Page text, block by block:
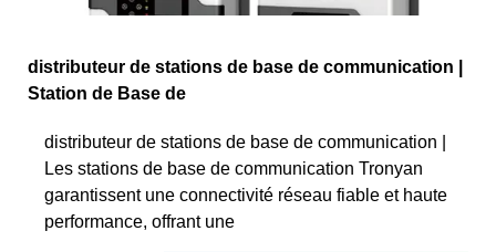
distributeur de stations de base de communication |
Station de Base de
distributeur de stations de base de communication |
Les stations de base de communication Tronyan
garantissent une connectivité réseau fiable et haute
performance, offrant une